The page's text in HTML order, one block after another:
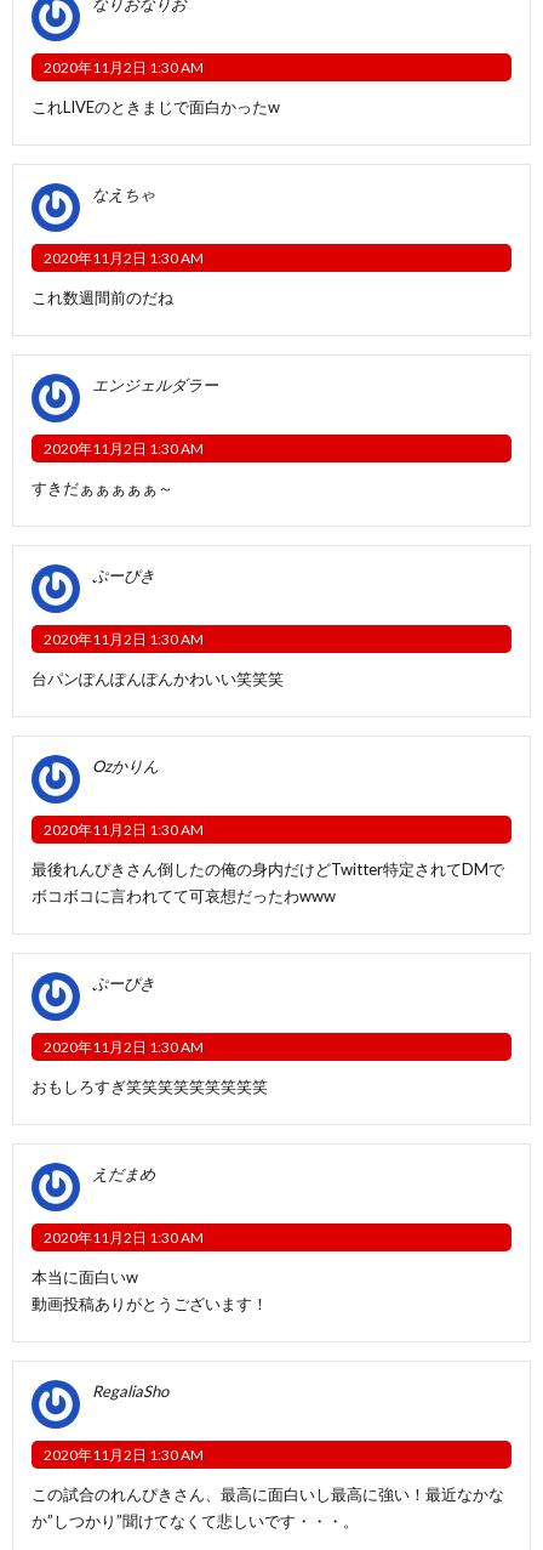
2020年11月2日 1:30 AM
これLIVEのときまじで面白かったw
なえちゃ
2020年11月2日 1:30 AM
これ数週間前のだね
エンジェルダラー
2020年11月2日 1:30 AM
すきだぁぁぁぁぁ～
ぷーぴき
2020年11月2日 1:30 AM
台パンぽんぽんぽんかわいい笑笑笑
Ozかりん
2020年11月2日 1:30 AM
最後れんぴきさん倒したの俺の身内だけどTwitter特定されてDMで
ボコボコに言われてて可哀想だったわwww
ぷーぴき
2020年11月2日 1:30 AM
おもしろすぎ笑笑笑笑笑笑笑笑笑
えだまめ
2020年11月2日 1:30 AM
本当に面白い‪w
動画投稿ありがとうございます！
RegaliaSho
2020年11月2日 1:30 AM
この試合のれんぴきさん、最高に面白いし最高に強い！最近なかな
か”しつかり”聞けてなくて悲しいです・・・。